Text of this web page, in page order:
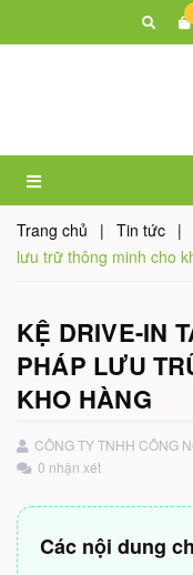
Trang chủ | Tin tức |
lưu trữ thông minh cho
KỆ DRIVE-IN
PHÁP LƯU
KHO HÀNG
CÔNG TY TNHH CÔNG
0 nhận xét
Các nội dung